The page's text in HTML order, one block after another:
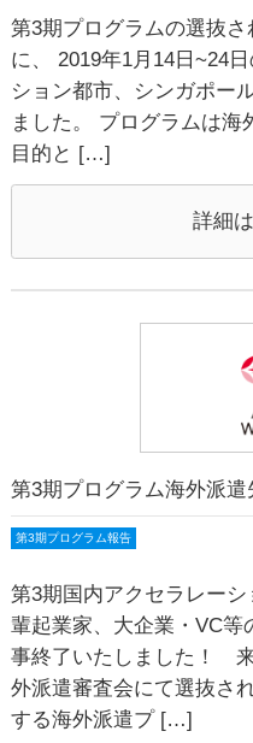
第3期プログラムの選抜
に、 2019年1月14日~24
ション都市、シンガポー
ました。 プログラムは海
目的と […]
詳細
第3期プログラム海外派遣
第3期プログラム報告
第3期国内アクセラレー
輩起業家、大企業・VC
事終了いたしました！
外派遣審査会にて選抜さ
する海外派遣プ […]